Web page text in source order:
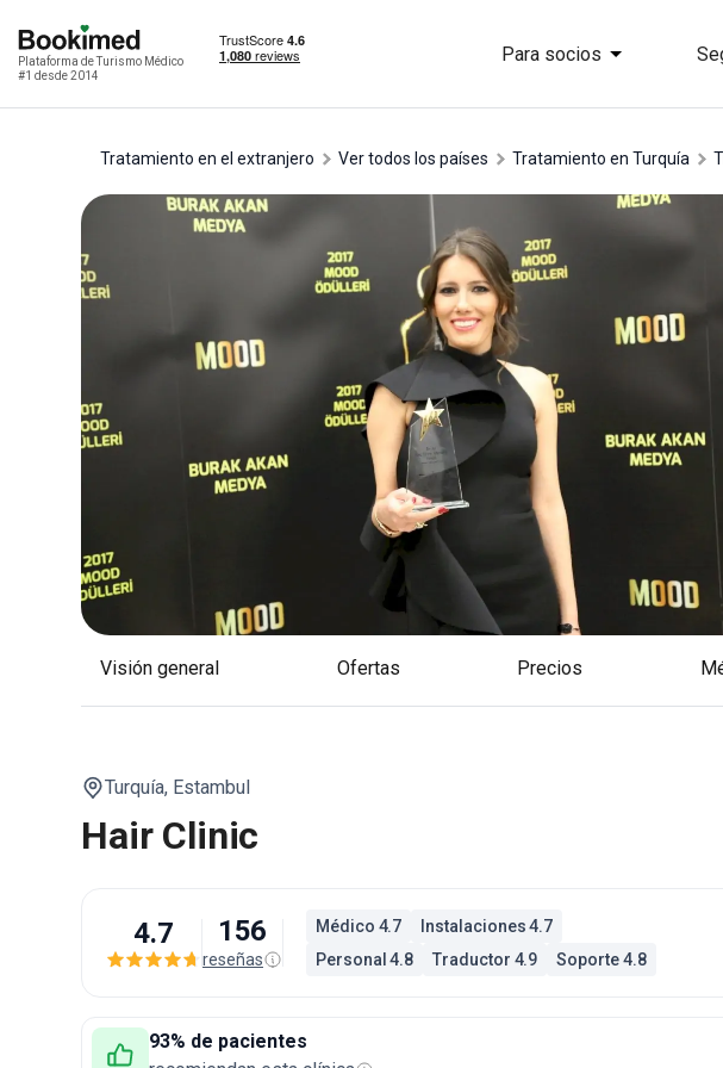
Plataforma de Turismo Médico
#1 desde 2014
Para socios
Tratamiento en el extranjero Ver todos los países tratamiento en Turquía
Visión general Ofertas Precios
Turquía, Estambul
Hair Clinic
4.7 156
reseñas
Médico 4.7
Instalaciones 4.7
Personal 4.8
Traductor 4.9 Soporte 4.8
93% de pacientes